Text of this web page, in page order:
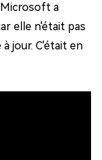
a
elle n'était pas
jour. C'était en